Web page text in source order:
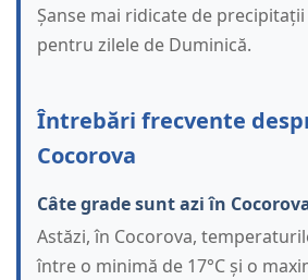
Șanse mai ridicate de
pentru zilele de Duminică.
Întrebări frecvente
Cocorova
Câte grade sunt azi în
Astăzi, în Cocorova,
între o minimă de 17°C și o